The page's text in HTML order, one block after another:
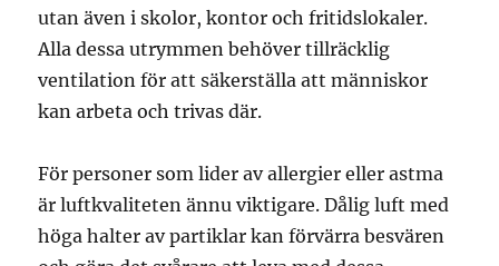
utan även i skolor, kontor och fritidslokaler.
Alla dessa utrymmen behöver tillräcklig
ventilation för att säkerställa att människor
kan arbeta och trivas där.
För personer som lider av allergier eller astma
är luftkvaliteten ännu viktigare. Dålig luft med
höga halter av partiklar kan förvärra besvären